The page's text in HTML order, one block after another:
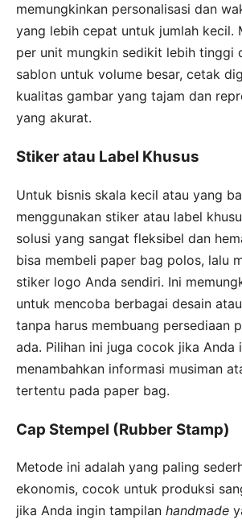
memungkinkan personalisasi dan
yang lebih cepat untuk jumlah kecil.
per unit mungkin sedikit lebih tinggi
sablon untuk volume besar, cetak
kualitas gambar yang tajam dan
yang akurat.
Stiker atau Label Khusus
Untuk bisnis skala kecil atau yang
menggunakan stiker atau label
solusi yang sangat fleksibel dan
bisa membeli paper bag polos, lalu
stiker logo Anda sendiri. Ini
untuk mencoba berbagai desain
tanpa harus membuang persediaan
ada. Pilihan ini juga cocok jika Anda
menambahkan informasi musiman
tertentu pada paper bag.
Cap Stempel (Rubber Stamp)
Metode ini adalah yang paling
ekonomis, cocok untuk produksi
jika Anda ingin tampilan handmade